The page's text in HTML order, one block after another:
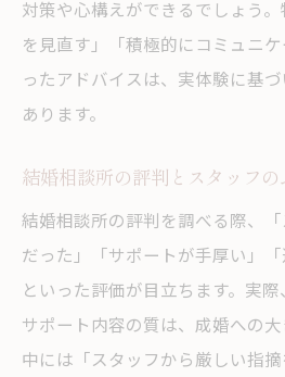
対策や心構えができるでしょう
を見直す」「積極的にコミュニ
ったアドバイスは、実体験に基
あります。
結婚相談所の評判とスタッフ
結婚相談所の評判を調べる際、
だった」「サポートが手厚い」「
といった評価が目立ちます。実
サポート内容の質は、成婚への大
中には「スタッフから厳しい指